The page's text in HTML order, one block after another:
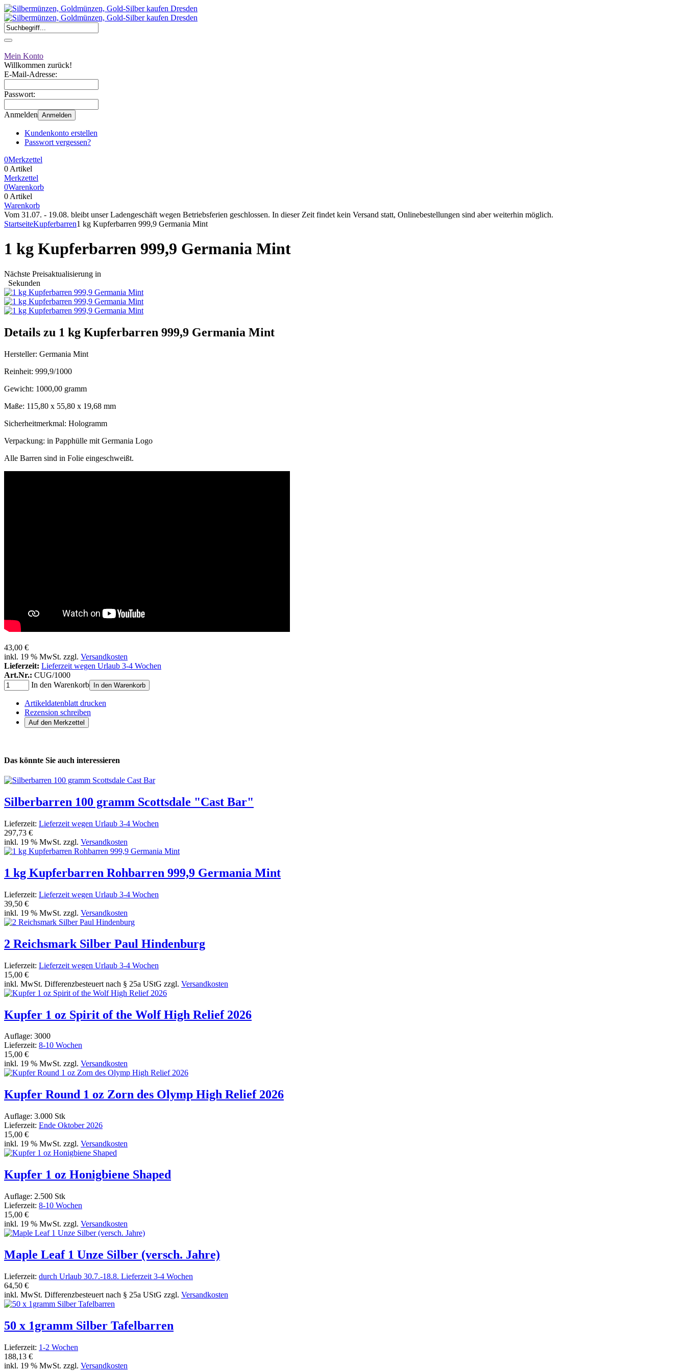
Mein Konto
Willkommen zurück!
E-Mail-Adresse:
Passwort:
Anmelden Anmelden
Kundenkonto erstellen
Passwort vergessen?
0Merkzettel
0 Artikel
Merkzettel
0Warenkorb
0 Artikel
Warenkorb
Vom 31.07. - 19.08. bleibt unser Ladengeschäft wegen Betriebsferien geschlossen. In dieser Zeit findet kein Versand statt, Onlinebestellungen sind aber weiterhin möglich.
StartseiteKupferbarren1 kg Kupferbarren 999,9 Germania Mint
1 kg Kupferbarren 999,9 Germania Mint
Nächste Preisaktualisierung in
Sekunden
Details zu 1 kg Kupferbarren 999,9 Germania Mint
Hersteller: Germania Mint
Reinheit: 999,9/1000
Gewicht: 1000,00 gramm
Maße: 115,80 x 55,80 x 19,68 mm
Sicherheitmerkmal: Hologramm
Verpackung: in Papphülle mit Germania Logo
Alle Barren sind in Folie eingeschweißt.
43,00 €
inkl. 19 % MwSt. zzgl. Versandkosten
Lieferzeit: Lieferzeit wegen Urlaub 3-4 Wochen
Art.Nr.: CUG/1000
In den Warenkorb In den Warenkorb
Artikeldatenblatt drucken
Rezension schreiben
Das könnte Sie auch interessieren
Silberbarren 100 gramm Scottsdale "Cast Bar"
Lieferzeit: Lieferzeit wegen Urlaub 3-4 Wochen
297,73 €
inkl. 19 % MwSt. zzgl. Versandkosten
1 kg Kupferbarren Rohbarren 999,9 Germania Mint
Lieferzeit: Lieferzeit wegen Urlaub 3-4 Wochen
39,50 €
inkl. 19 % MwSt. zzgl. Versandkosten
2 Reichsmark Silber Paul Hindenburg
Lieferzeit: Lieferzeit wegen Urlaub 3-4 Wochen
15,00 €
inkl. MwSt. Differenzbesteuert nach § 25a UStG zzgl. Versandkosten
Kupfer 1 oz Spirit of the Wolf High Relief 2026
Auflage: 3000
Lieferzeit: 8-10 Wochen
15,00 €
inkl. 19 % MwSt. zzgl. Versandkosten
Kupfer Round 1 oz Zorn des Olymp High Relief 2026
Auflage: 3.000 Stk
Lieferzeit: Ende Oktober 2026
15,00 €
inkl. 19 % MwSt. zzgl. Versandkosten
Kupfer 1 oz Honigbiene Shaped
Auflage: 2.500 Stk
Lieferzeit: 8-10 Wochen
15,00 €
inkl. 19 % MwSt. zzgl. Versandkosten
Maple Leaf 1 Unze Silber (versch. Jahre)
Lieferzeit: durch Urlaub 30.7.-18.8. Lieferzeit 3-4 Wochen
64,50 €
inkl. MwSt. Differenzbesteuert nach § 25a UStG zzgl. Versandkosten
50 x 1gramm Silber Tafelbarren
Lieferzeit: 1-2 Wochen
188,13 €
inkl. 19 % MwSt. zzgl. Versandkosten